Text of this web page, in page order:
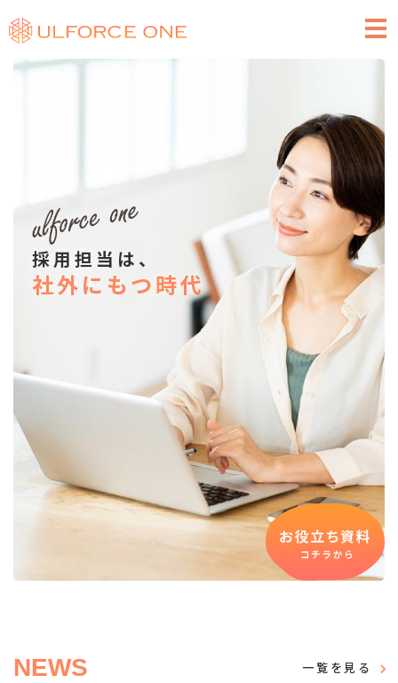
求人広告のご掲
採用担当は、
社外にもつ時代
NEWS 一覧を見る